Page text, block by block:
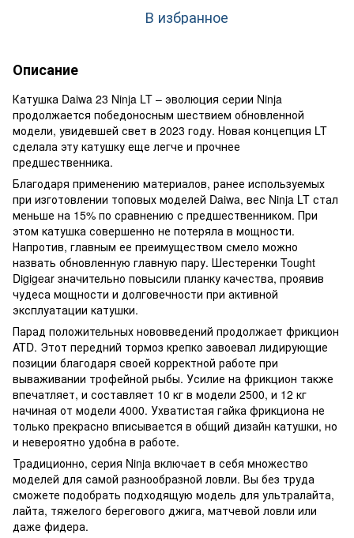
В избранное
Описание
Катушка Daiwa 23 Ninja LT – эволюция серии Ninja
продолжается победоносным шествием обновленной
модели, увидевшей свет в 2023 году. Новая концепция LT
сделала эту катушку еще легче и прочнее
предшественника.
Благодаря применению материалов, ранее используемых
при изготовлении топовых моделей Daiwa, вес Ninja LT стал
меньше на 15% по сравнению с предшественником. При
этом катушка совершенно не потеряла в мощности.
Напротив, главным ее преимуществом смело можно
назвать обновленную главную пару. Шестеренки Tought
Digigear значительно повысили планку качества, проявив
чудеса мощности и долговечности при активной
эксплуатации катушки.
Парад положительных нововведений продолжает фрикцион
ATD. Этот передний тормоз крепко завоевал лидирующие
позиции благодаря своей корректной работе при
вываживании трофейной рыбы. Усилие на фрикцион также
впечатляет, и составляет 10 кг в модели 2500, и 12 кг
начиная от модели 4000. Ухватистая гайка фрикциона не
только прекрасно вписывается в общий дизайн катушки, но
и невероятно удобна в работе.
Традиционно, серия Ninja включает в себя множество
моделей для самой разнообразной ловли. Вы без труда
сможете подобрать подходящую модель для ультралайта,
лайта, тяжелого берегового джига, матчевой ловли или
даже фидера.